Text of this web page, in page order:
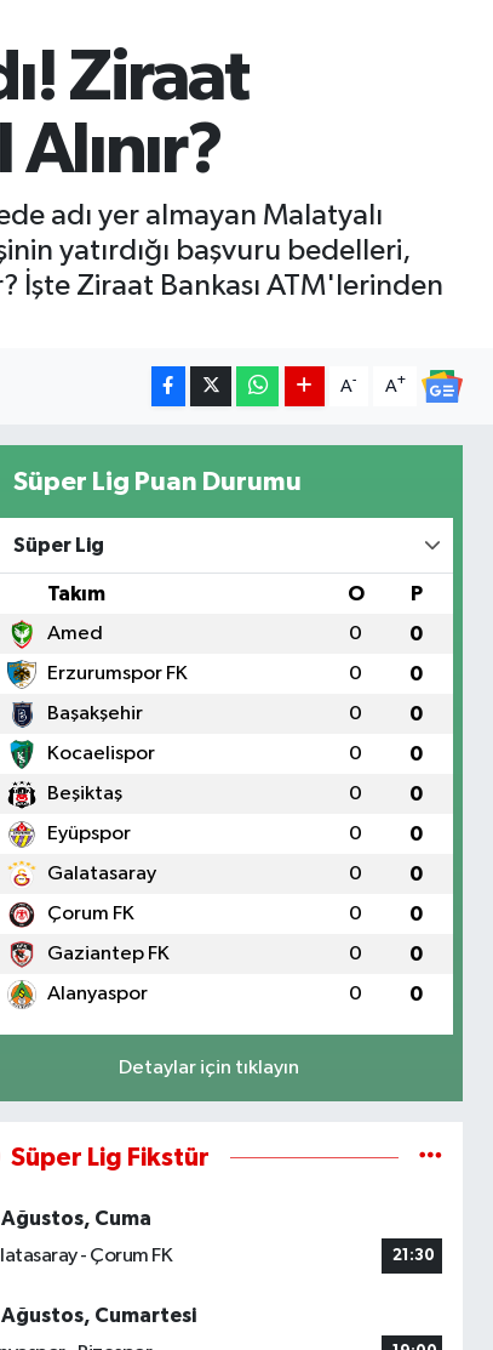
Ziraat
adı yer almayan Malatyalı
yatırdığı başvuru bedelleri,
İşte Ziraat Bankası ATM'lerinden
A- A+
Süper Lig Puan Durumu
Süper Lig
Takım O P
Amed 0 0
Erzurumspor FK 0 0
Başakşehir 0 0
Kocaelispor 0 0
Beşiktaş 0 0
Eyüpspor 0 0
Galatasaray 0 0
Çorum FK 0 0
Gaziantep FK 0 0
Alanyaspor 0 0
Detaylar için tıklayın
Süper Lig Fikstür
Ağustos, Cuma
- Çorum FK
21:30
Ağustos, Cumartesi